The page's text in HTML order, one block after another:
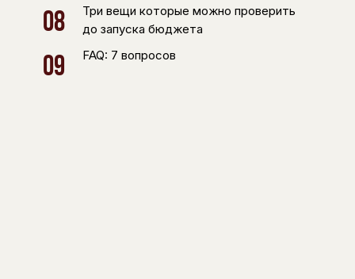
08
Три вещи которые можно проверить
до запуска бюджета
09 FAQ: 7 вопросов